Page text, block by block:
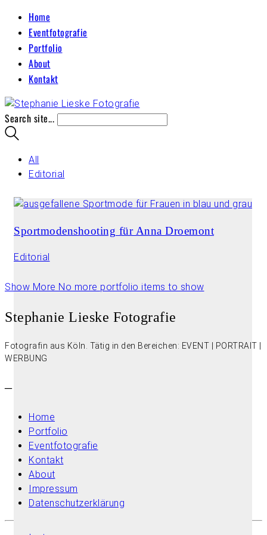
Home
Eventfotografie
Portfolio
About
Kontakt
Search site...
All
Editorial
Sportmodenshooting für Anna Droemont
Editorial
Show More No more portfolio items to show
Stephanie Lieske Fotografie
Fotografin aus Köln. Tätig in den Bereichen: EVENT | PORTRAIT |
WERBUNG
–
Home
Portfolio
Eventfotografie
Kontakt
About
Impressum
Datenschutzerklärung